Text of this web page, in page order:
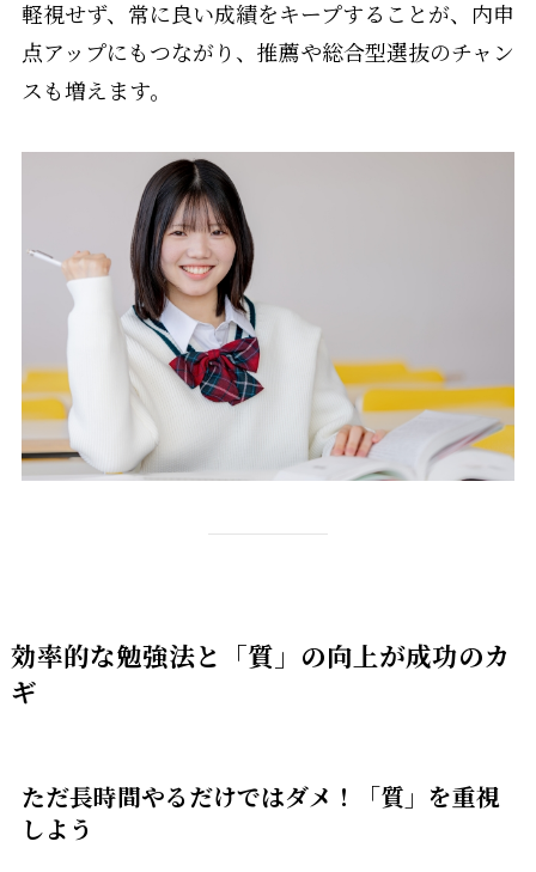
軽視せず、常に良い成績をキープすることが、内申
点アップにもつながり、推薦や総合型選抜のチャン
スも増えます。
効率的な勉強法と「質」の向上が成功のカ
ギ
ただ長時間やるだけではダメ！「質」を重視
しよう